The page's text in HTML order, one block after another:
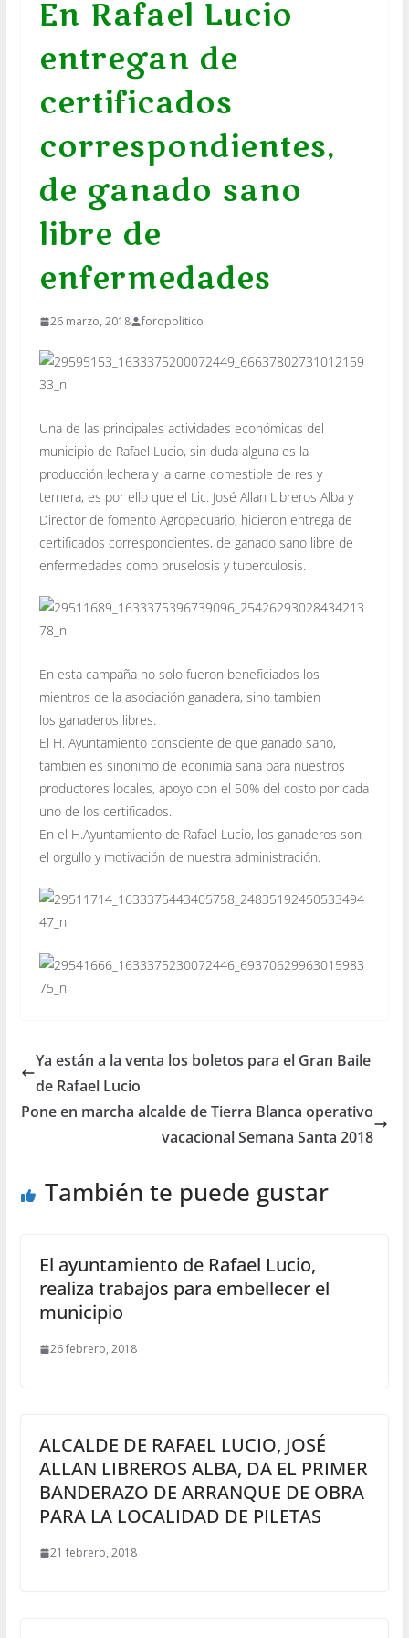
En Rafael Lucio
entregan de
certificados
correspondientes,
de ganado sano
libre de
enfermedades
26 marzo, 2018 foropolitico
Una de las principales actividades económicas del
municipio de Rafael Lucio, sin duda alguna es la
producción lechera y la carne comestible de res y
ternera, es por ello que el Lic. José Allan Libreros Alba y
Director de fomento Agropecuario, hicieron entrega de
certificados correspondientes, de ganado sano libre de
enfermedades como bruselosis y tuberculosis.
En esta campaña no solo fueron beneficiados los
mientros de la asociación ganadera, sino tambien
los ganaderos libres.
El H. Ayuntamiento consciente de que ganado sano,
tambien es sinonimo de econimía sana para nuestros
productores locales, apoyo con el 50% del costo por cada
uno de los certificados.
En el H.Ayuntamiento de Rafael Lucio, los ganaderos son
el orgullo y motivación de nuestra administración.
Ya están a la venta los boletos para el Gran Baile
de Rafael Lucio
Pone en marcha alcalde de Tierra Blanca operativo
vacacional Semana Santa 2018
También te puede gustar
El ayuntamiento de Rafael Lucio,
realiza trabajos para embellecer el
municipio
26 febrero, 2018
ALCALDE DE RAFAEL LUCIO, JOSÉ
ALLAN LIBREROS ALBA, DA EL PRIMER
BANDERAZO DE ARRANQUE DE OBRA
PARA LA LOCALIDAD DE PILETAS
21 febrero, 2018